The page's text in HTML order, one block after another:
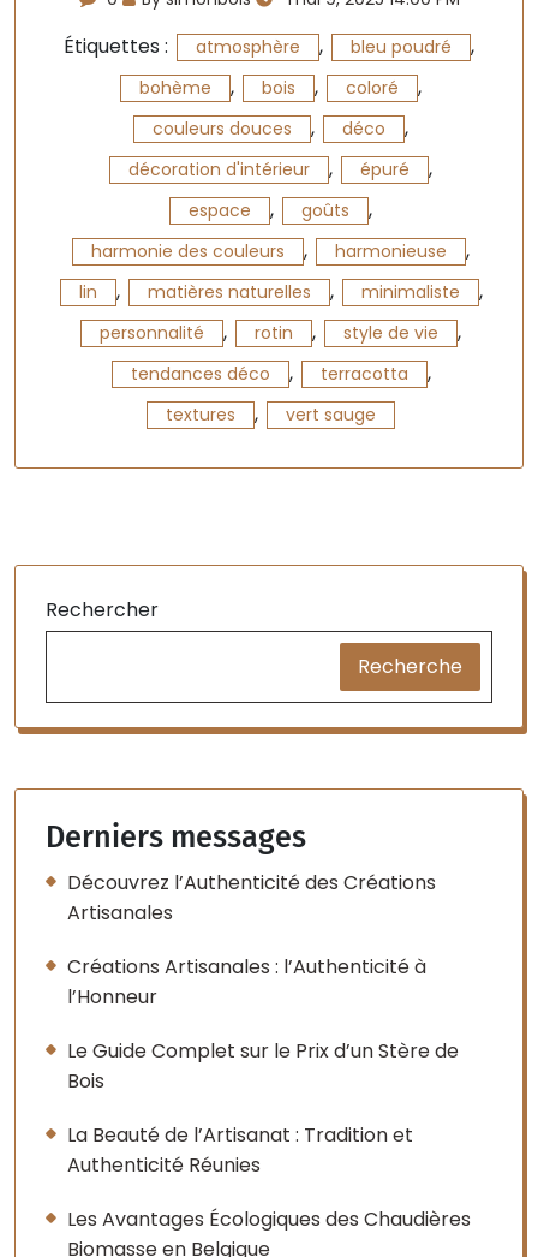
Étiquettes : atmosphère , bleu poudré ,
bohème , bois , coloré ,
couleurs douces , déco ,
décoration d'intérieur , épuré ,
espace , goûts ,
harmonie des couleurs , harmonieuse ,
lin , matières naturelles , minimaliste ,
personnalité , rotin , style de vie ,
tendances déco , terracotta ,
textures , vert sauge
Rechercher
Recherche
Derniers messages
Découvrez l’Authenticité des Créations
Artisanales
Créations Artisanales : l’Authenticité à
l’Honneur
Le Guide Complet sur le Prix d’un Stère de
Bois
La Beauté de l’Artisanat : Tradition et
Authenticité Réunies
Les Avantages Écologiques des Chaudières
Biomasse en Belgique